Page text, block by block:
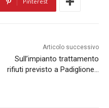
Articolo successivo
Sull’impianto trattamento
rifiuti previsto a Padiglione…